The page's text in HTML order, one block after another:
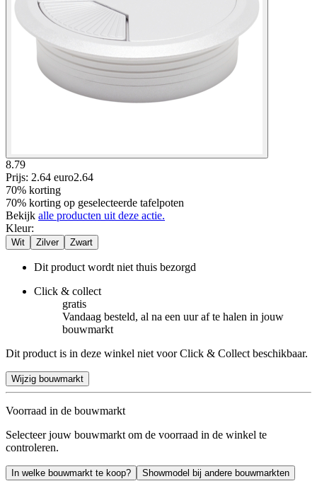
8.79
Prijs: 2.64 euro2.64
70% korting
70% korting op geselecteerde tafelpoten
Bekijk alle producten uit deze actie.
Kleur:
Wit Zilver Zwart
Dit product wordt niet thuis bezorgd
Click & collect
gratis
Vandaag besteld, al na een uur af te halen in jouw
bouwmarkt
Dit product is in deze winkel niet voor Click & Collect beschikbaar.
Wijzig bouwmarkt
Voorraad in de bouwmarkt
Selecteer jouw bouwmarkt om de voorraad in de winkel te
controleren.
In welke bouwmarkt te koop? Showmodel bij andere bouwmarkten